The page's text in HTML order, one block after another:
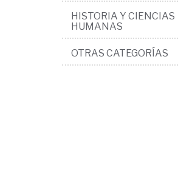
HISTORIA Y CIENCIAS
HUMANAS
OTRAS CATEGORÍAS